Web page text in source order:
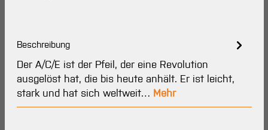
Beschreibung
Der A/C/E ist der Pfeil, der eine Revolution
ausgelöst hat, die bis heute anhält. Er ist leicht,
stark und hat sich weltweit… Mehr